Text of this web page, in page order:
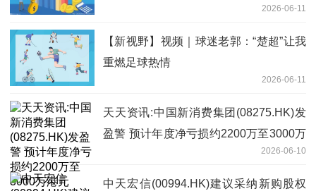
2026-06-11
【新视野】视频｜球迷老郭：“楚超”让我
重燃足球热情
2026-06-11
天天资讯:中国新消费集团(08275.HK)发
盈警 预计年度净亏损约2200万至3000万
2026-06-10
中天宏信(00994.HK)建议采纳新购股权